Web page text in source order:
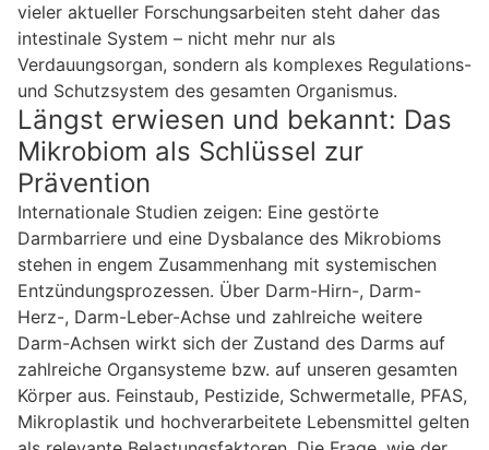
vieler aktueller Forschungsarbeiten steht daher das
intestinale System – nicht mehr nur als
Verdauungsorgan, sondern als komplexes Regulations-
und Schutzsystem des gesamten Organismus.
Längst erwiesen und bekannt: Das
Mikrobiom als Schlüssel zur
Prävention
Internationale Studien zeigen: Eine gestörte
Darmbarriere und eine Dysbalance des Mikrobioms
stehen in engem Zusammenhang mit systemischen
Entzündungsprozessen. Über Darm-Hirn-, Darm-
Herz-, Darm-Leber-Achse und zahlreiche weitere
Darm-Achsen wirkt sich der Zustand des Darms auf
zahlreiche Organsysteme bzw. auf unseren gesamten
Körper aus. Feinstaub, Pestizide, Schwermetalle, PFAS,
Mikroplastik und hochverarbeitete Lebensmittel gelten